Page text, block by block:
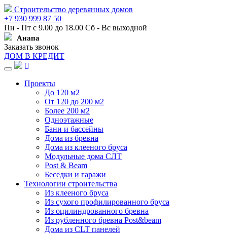
Строительство деревянных домов
+7 930 999 87 50
Пн - Пт с 9.00 до 18.00 Сб - Вс выходной
Анапа
Заказать звонок
ДОМ В КРЕДИТ
Навигация
Проекты
До 120 м2
От 120 до 200 м2
Более 200 м2
Одноэтажные
Бани и бассейны
Дома из бревна
Дома из клееного бруса
Модульные дома СЛТ
Post & Beam
Беседки и гаражи
Технологии строительства
Из клееного бруса
Из сухого профилированного бруса
Из оцилиндрованного бревна
Из рубленного бревна Post&beam
Дома из CLT панелей